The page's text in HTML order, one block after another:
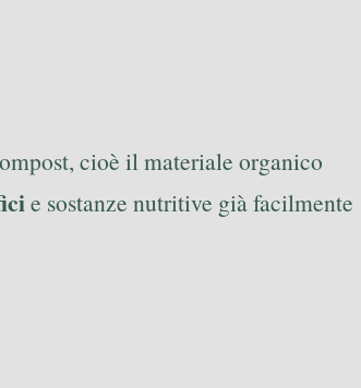
cioè il materiale organico
e sostanze nutritive già facilmente